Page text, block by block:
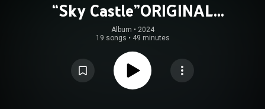
“Sky Castle”ORIGINAL
SOUNDTRACK
Album • 2024
19 songs • 49 minutes